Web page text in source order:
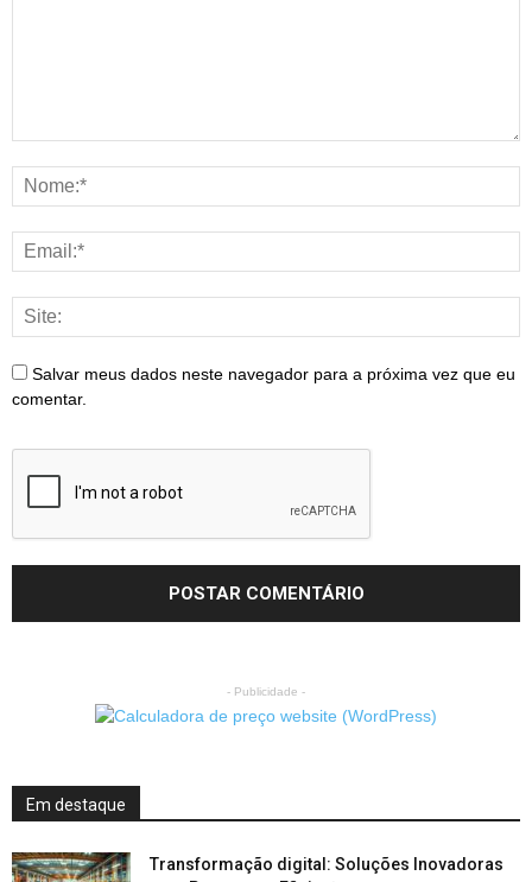
Salvar meus dados neste navegador para a próxima vez que eu
comentar.
- Publicidade -
Em destaque
Transformação digital: Soluções Inovadoras